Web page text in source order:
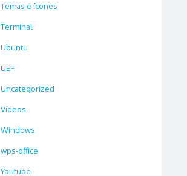
Temas e ícones
Terminal
Ubuntu
UEFI
Uncategorized
Vídeos
Windows
wps-office
Youtube